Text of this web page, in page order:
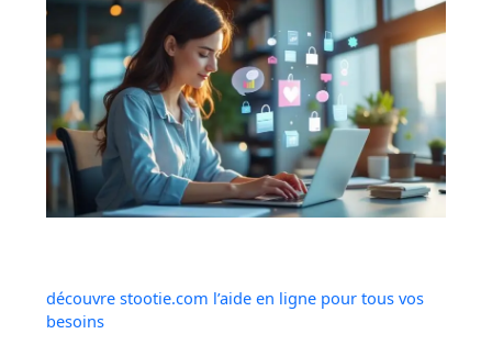
découvre stootie.com l’aide en ligne pour tous vos
besoins